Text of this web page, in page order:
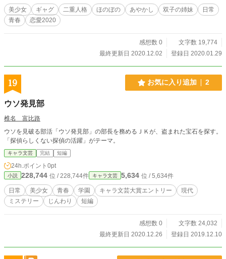
ることができない。 アレ、これは少しどころではないような……？ これは、そ
んな二人を主人公とした平凡で少し変わった不思議な物語である(物語の都合
上、素晴らしいことに世界は一つしかありませんでした)。 ※昼と夜とで世界観
ギャグやラブコメ成分多め、ときどきシリアスな人間関係。 夜はオカルトやミ
ステリー成分多め、ときどきほのぼの。 ……の予定です。 ※寄せ鍋みたいな、
で読んで頂けると幸いです。 ※「小説家になろう」さまにて掲載してます。
美少女 ギャグ 二重人格 ほのぼの あやかし 双子の姉妹
日常
青春
恋愛2020
感想数 0
文字数 19,774
最終更新日 2020.12.02
登録日 2020.01.29
19 お気に入り追加 2
ウソ発見部
椎名 富比路
ウソを見破る部活「ウソ発見部」の部長を務めるＪＫが、盗まれた宝石を探す。
「探偵らしくない探偵の活躍」がテーマ。
キャラ文芸 完結 短編
24h.ポイント 0pt
小説 228,744 位 / 228,744件 キャラ文芸 5,634 位 / 5,634件
日常 美少女 青春 学園 キャラ文芸大賞エントリー
現代
ミステリー
じんわり 短編
感想数 0
文字数 24,032
最終更新日 2020.12.26
登録日 2019.12.10